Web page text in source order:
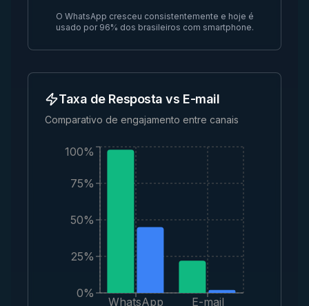
O WhatsApp cresceu consistentemente e hoje é
usado por 96% dos brasileiros com smartphone.
Taxa de Resposta vs E-mail
Comparativo de engajamento entre canais
WhatsApp E-mail
0%
25%
50%
75%
100%